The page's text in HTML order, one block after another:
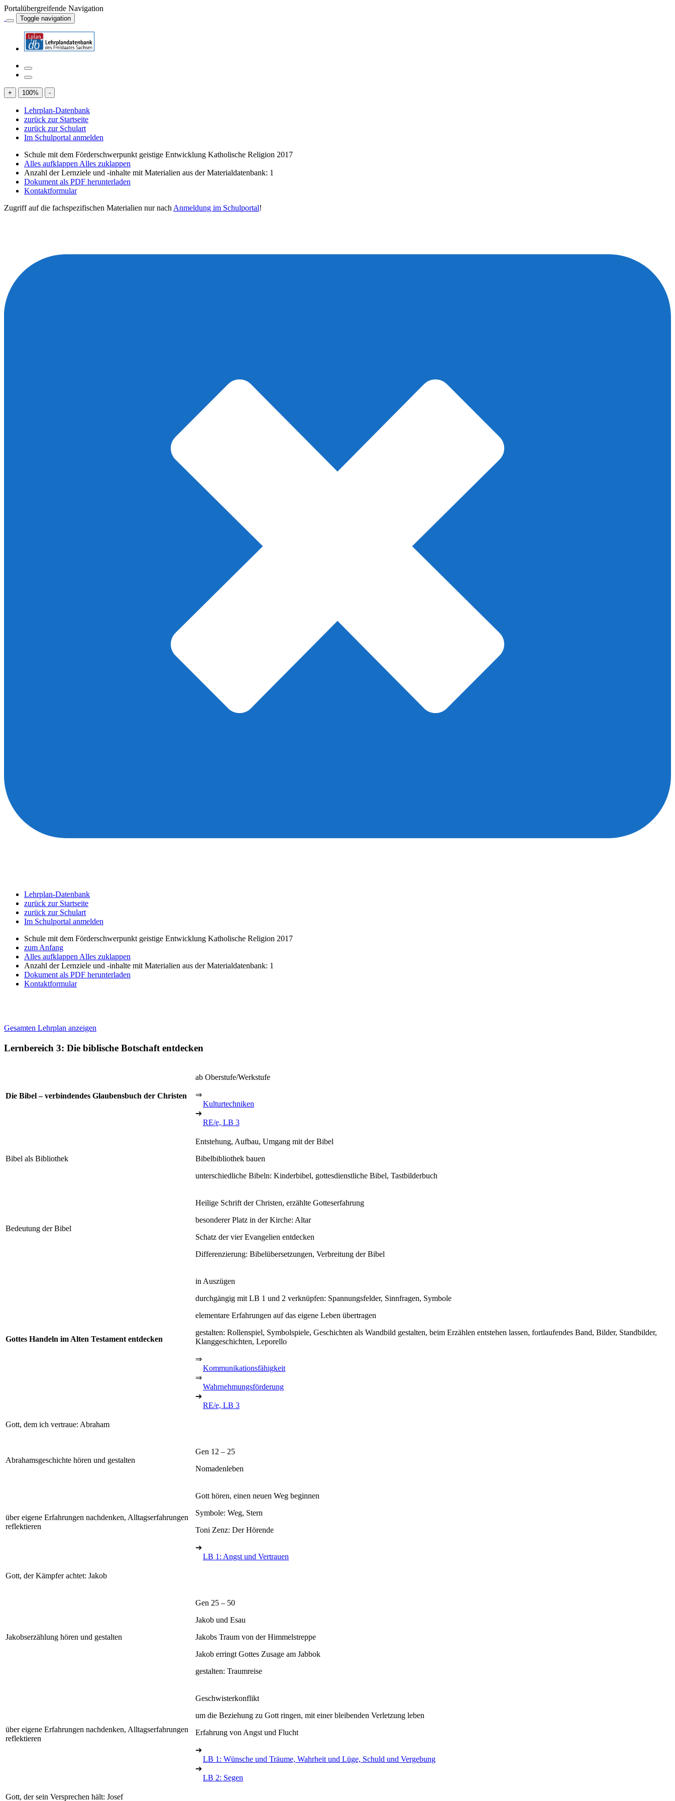
Portalübergreifende Navigation
Toggle navigation
+ 100% -
Lehrplan-Datenbank
zurück zur Startseite
zurück zur Schulart
Im Schulportal anmelden
Schule mit dem Förderschwerpunkt geistige Entwicklung Katholische Religion 2017
Alles aufklappen Alles zuklappen
Anzahl der Lernziele und -inhalte mit Materialien aus der Materialdatenbank: 1
Dokument als PDF herunterladen
Kontaktformular
Zugriff auf die fachspezifischen Materialien nur nach Anmeldung im Schulportal!
Lehrplan-Datenbank
zurück zur Startseite
zurück zur Schulart
Im Schulportal anmelden
Schule mit dem Förderschwerpunkt geistige Entwicklung Katholische Religion 2017
zum Anfang
Alles aufklappen Alles zuklappen
Anzahl der Lernziele und -inhalte mit Materialien aus der Materialdatenbank: 1
Dokument als PDF herunterladen
Kontaktformular
Gesamten Lehrplan anzeigen
Lernbereich 3: Die biblische Botschaft entdecken
Die Bibel – verbindendes Glaubensbuch der Christen
ab Oberstufe/Werkstufe
⇒
Kulturtechniken
➔
RE/e, LB 3
Bibel als Bibliothek
Entstehung, Aufbau, Umgang mit der Bibel
Bibelbibliothek bauen
unterschiedliche Bibeln: Kinderbibel, gottesdienstliche Bibel, Tastbilderbuch
Bedeutung der Bibel
Heilige Schrift der Christen, erzählte Gotteserfahrung
besonderer Platz in der Kirche: Altar
Schatz der vier Evangelien entdecken
Differenzierung: Bibelübersetzungen, Verbreitung der Bibel
Gottes Handeln im Alten Testament entdecken
in Auszügen
durchgängig mit LB 1 und 2 verknüpfen: Spannungsfelder, Sinnfragen, Symbole
elementare Erfahrungen auf das eigene Leben übertragen
gestalten: Rollenspiel, Symbolspiele, Geschichten als Wandbild gestalten, beim Erzählen entstehen lassen, fortlaufendes Band, Bilder, Standbilder,
Klanggeschichten, Leporello
⇒
Kommunikationsfähigkeit
⇒
Wahrnehmungsförderung
➔
RE/e, LB 3
Gott, dem ich vertraue: Abraham
Abrahamsgeschichte hören und gestalten
Gen 12 – 25
Nomadenleben
über eigene Erfahrungen nachdenken, Alltagserfahrungen
reflektieren
Gott hören, einen neuen Weg beginnen
Symbole: Weg, Stern
Toni Zenz: Der Hörende
➔
LB 1: Angst und Vertrauen
Gott, der Kämpfer achtet: Jakob
Jakobserzählung hören und gestalten
Gen 25 – 50
Jakob und Esau
Jakobs Traum von der Himmelstreppe
Jakob erringt Gottes Zusage am Jabbok
gestalten: Traumreise
über eigene Erfahrungen nachdenken, Alltagserfahrungen
reflektieren
Geschwisterkonflikt
um die Beziehung zu Gott ringen, mit einer bleibenden Verletzung leben
Erfahrung von Angst und Flucht
➔
LB 1: Wünsche und Träume, Wahrheit und Lüge, Schuld und Vergebung
➔
LB 2: Segen
Gott, der sein Versprechen hält: Josef